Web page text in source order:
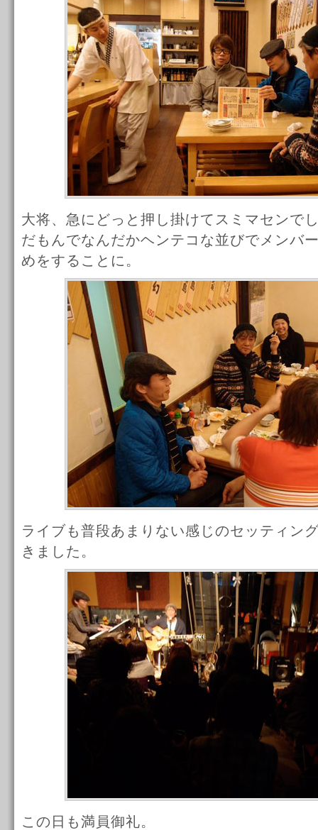
大将、急にどっと押し掛けてスミマセンで
だもんでなんだかヘンテコな並びでメンバ
めをすることに。
ライブも普段あまりない感じのセッティン
きました。
この日も満員御礼。